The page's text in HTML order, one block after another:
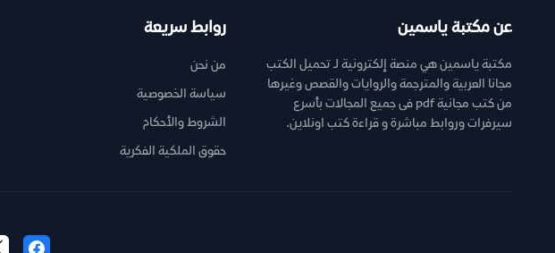
عن مكتبة ياسمين
مكتبة ياسمين هي منصة إلكترونية لـ تحميل الكتب
مجانا العربية والمترجمة والروايات والقصص وغيرها
من كتب مجانية pdf فى جميع المجالات بأسرع
سيرفرات وروابط مباشرة و قراءة كتب اونلاين.
روابط سريعة
من نحن
سياسة الخصوصية
الشروط والأحكام
حقوق الملكية الفكرية